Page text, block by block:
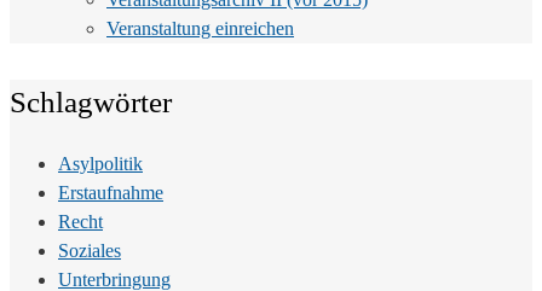
Veranstaltung einreichen
Schlagwörter
Asylpolitik
Erstaufnahme
Recht
Soziales
Unterbringung